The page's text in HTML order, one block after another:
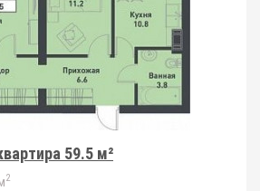
59.5 м²
2